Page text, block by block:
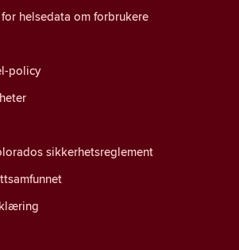
helsedata om forbrukere
policy
sikkerhetsreglement